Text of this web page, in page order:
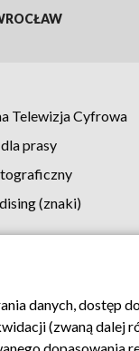
Telewizja Cyfrowa
prasy
(znaki)
Kontakt
danych, dostęp
(zwaną dalej